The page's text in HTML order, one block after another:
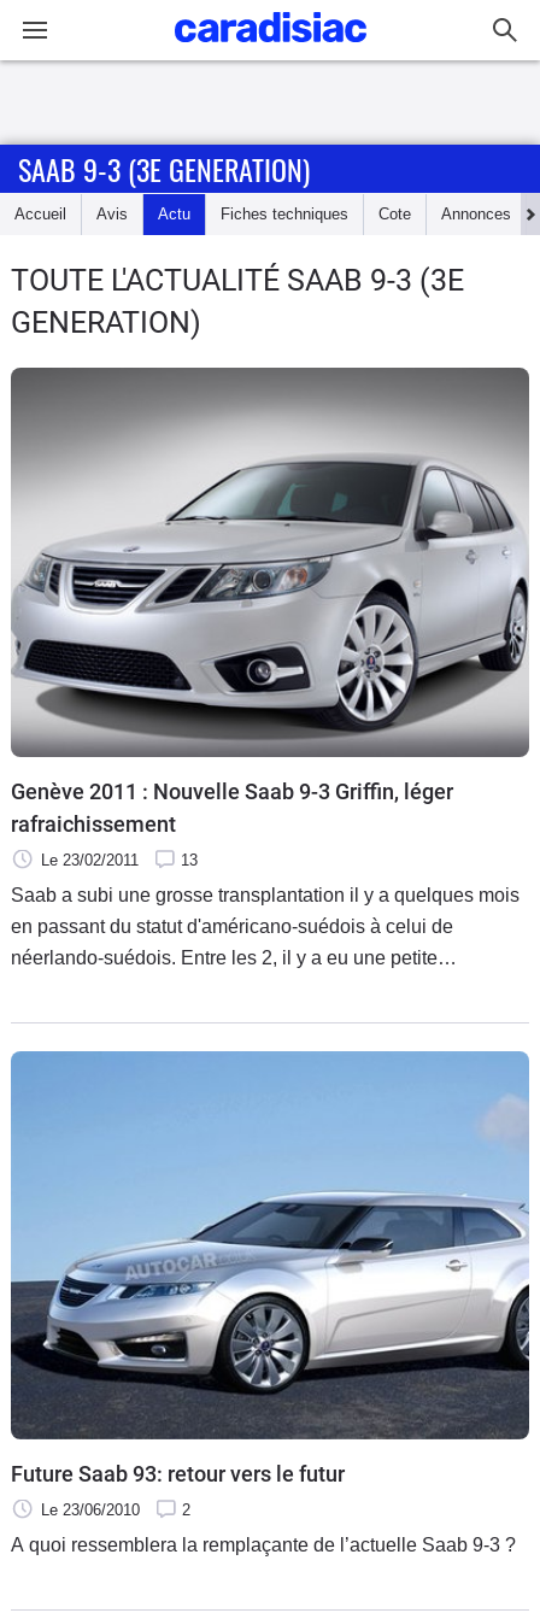
Accueil
Essais
Flottes
Auto
Services
Forum
Moto
Marques
SAAB 9-3 (3E GENERATION)
Accueil Avis Actu Fiches techniques Cote Annonces
TOUTE L'ACTUALITÉ SAAB 9-3 (3E
GENERATION)
Genève 2011 : Nouvelle Saab 9-3 Griffin, léger
rafraichissement
Le 23/02/2011 13
Saab a subi une grosse transplantation il y a quelques mois
en passant du statut d'américano-suédois à celui de
néerlando-suédois. Entre les 2, il y a eu une petite
nouvelle annonce de la part du constructeur est accueillie
avec joie. Même lorsque c'est pour nous vendre une 9-3
Future Saab 93: retour vers le futur
Le 23/06/2010 2
A quoi ressemblera la remplaçante de l’actuelle Saab 9-3 ?